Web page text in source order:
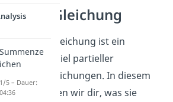
Gleichung
Die Poisson Gleichung ist ein
weiteres Beispiel partieller
Differentialgleichungen. In diesem
Beitrag erklären wir dir, was sie
Summenze
ichen
1/5 – Dauer:
04:36